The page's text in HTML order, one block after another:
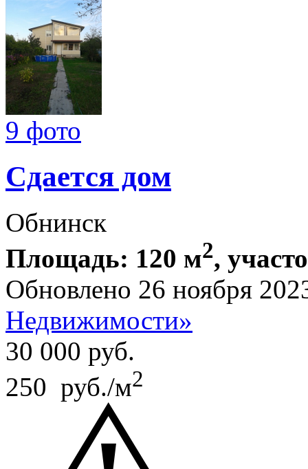
9 фото
Сдается дом
Обнинск
Площадь: 120 м2,
Обновлено 26 ноября
Недвижимости»
30 000 руб.
250 руб./м2